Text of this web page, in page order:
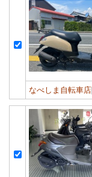
なべしま自転車店